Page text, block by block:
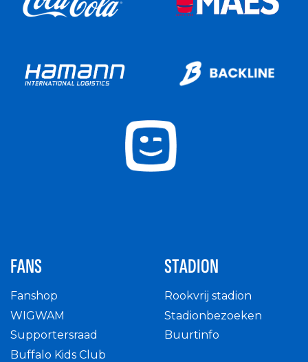
FANS
Fanshop
WIGWAM
Supportersraad
Buffalo Kids Club
STADION
Rookvrij stadion
Stadionbezoeken
Buurtinfo